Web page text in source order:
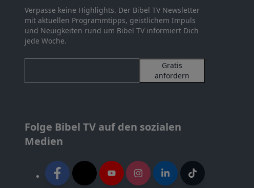
Verpasse keine Highlights. Der Bibel TV Newsletter
mit aktuellen Programmtipps, geistlichem Impuls
und Neuigkeiten rund um Bibel TV informiert Dich
jede Woche.
Gratis
anfordern
Folge Bibel TV auf den sozialen
Medien